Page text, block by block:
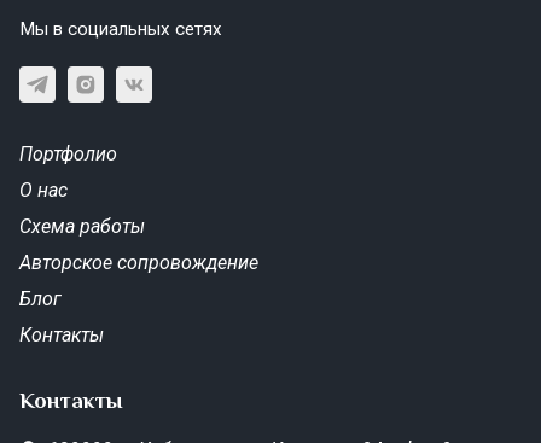
Мы в социальных сетях
Портфолио
О нас
Схема работы
Авторское сопровождение
Блог
Контакты
Контакты